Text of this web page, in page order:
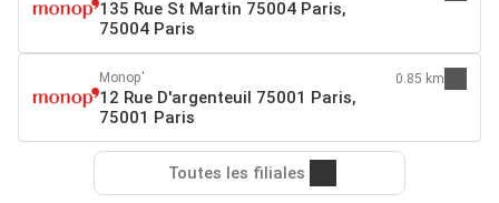
135 Rue St Martin 75004 Paris,
75004 Paris
Monop'
12 Rue D'argenteuil 75001 Paris,
75001 Paris
0.85 km
Toutes les filiales